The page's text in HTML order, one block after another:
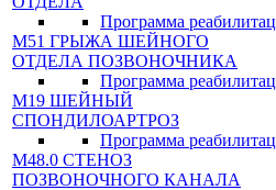
Программа
М51 ГРЫЖА ШЕЙНОГО
ОТДЕЛА ПОЗВОНОЧНИКА
Программа
М19 ШЕЙНЫЙ
СПОНДИЛОАРТРОЗ
Программа
М48.0 СТЕНОЗ
ПОЗВОНОЧНОГО КАНАЛА